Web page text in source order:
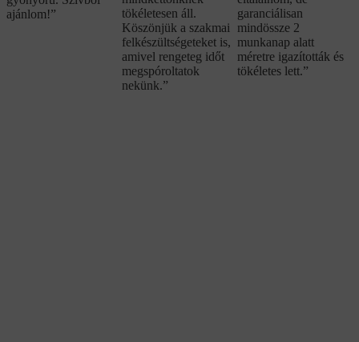
ajánlom!”
tökéletesen áll.
Köszönjük a szakmai
felkészültségeteket is,
amivel rengeteg időt
megspóroltatok
nekünk.”
garanciálisan
mindössze 2
munkanap alatt
méretre igazították és
tökéletes lett.”